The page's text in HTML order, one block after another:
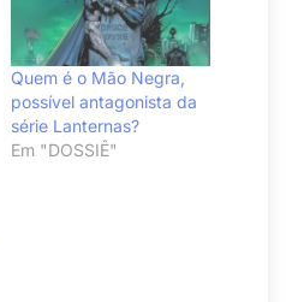
Quem é o Mão Negra,
possível antagonista da
série Lanternas?
Em "DOSSIÊ"